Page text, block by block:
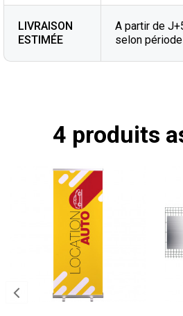
LIVRAISON
ESTIMÉE
A partir de
selon
4 produits